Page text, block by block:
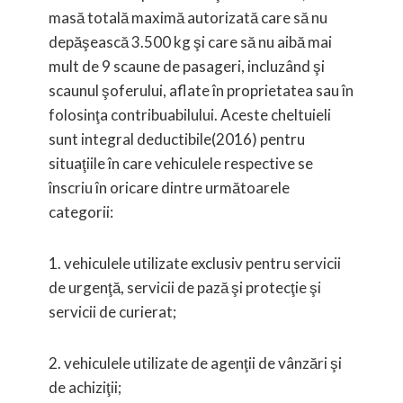
masă totală maximă autorizată care să nu
depăşească 3.500 kg şi care să nu aibă mai
mult de 9 scaune de pasageri, incluzând şi
scaunul şoferului, aflate în proprietatea sau în
folosinţa contribuabilului. Aceste cheltuieli
sunt integral deductibile(2016) pentru
situaţiile în care vehiculele respective se
înscriu în oricare dintre următoarele
categorii:
1. vehiculele utilizate exclusiv pentru servicii
de urgenţă, servicii de pază şi protecţie şi
servicii de curierat;
2. vehiculele utilizate de agenţii de vânzări şi
de achiziţii;